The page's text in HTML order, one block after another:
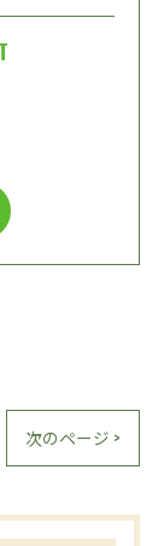
次のページ >